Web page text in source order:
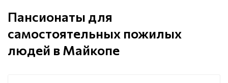
Пансионаты для
самостоятельных пожилых
людей в Майкопе